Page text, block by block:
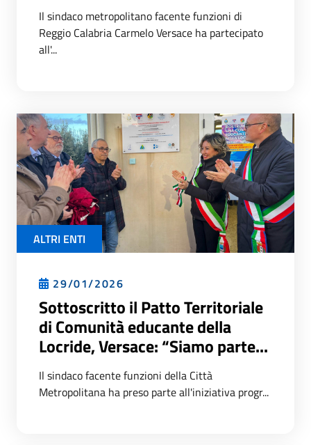
Il sindaco metropolitano facente funzioni di
Reggio Calabria Carmelo Versace ha partecipato
all'...
ALTRI ENTI
29/01/2026
Sottoscritto il Patto Territoriale
di Comunità educante della
Locride, Versace: “Siamo parte...
Il sindaco facente funzioni della Città
Metropolitana ha preso parte all'iniziativa progr...